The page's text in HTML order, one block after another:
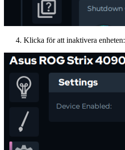
Klicka för att inaktivera enheten: